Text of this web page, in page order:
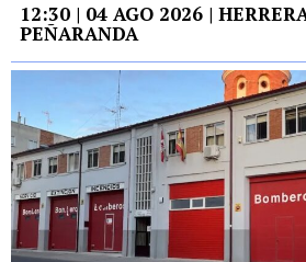
12:30 | 04 AGO 2026 |
PEÑARANDA